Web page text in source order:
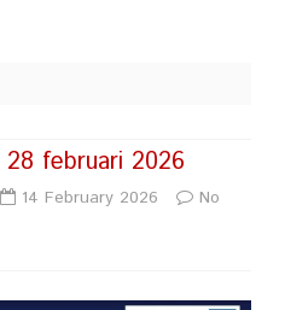
februari 2026
14 February 2026
No